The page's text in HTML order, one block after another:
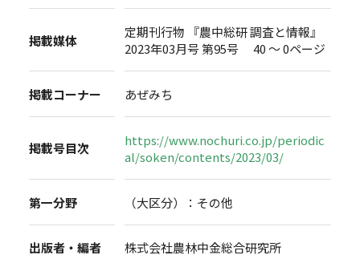
掲載媒体
定期刊行物 『農中総研 調査と情報』
2023年03月号 第95号 40 ～ 0ページ
掲載コーナー あぜみち
掲載号目次
https://www.nochuri.co.jp/periodic
al/soken/contents/2023/03/
第一分野 （大区分）：その他
出版者・編者 株式会社農林中金総合研究所